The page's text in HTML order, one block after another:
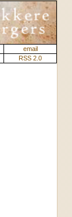
email
RSS 2.0